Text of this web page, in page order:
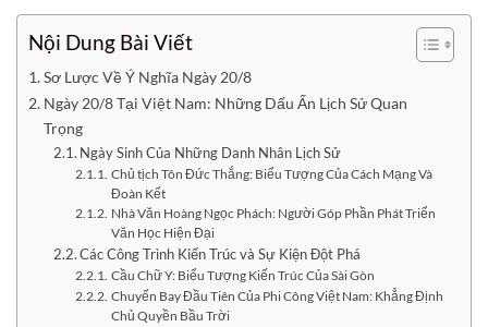
Nội Dung Bài Viết
Sơ Lược Về Ý Nghĩa Ngày 20/8
Ngày 20/8 Tại Việt Nam: Những Dấu Ấn Lịch Sử Quan
Trọng
Ngày Sinh Của Những Danh Nhân Lịch Sử
Chủ tịch Tôn Đức Thắng: Biểu Tượng Của Cách Mạng Và
Đoàn Kết
Nhà Văn Hoàng Ngọc Phách: Người Góp Phần Phát Triển
Văn Học Hiện Đại
Các Công Trình Kiến Trúc và Sự Kiện Đột Phá
Cầu Chữ Y: Biểu Tượng Kiến Trúc Của Sài Gòn
Chuyến Bay Đầu Tiên Của Phi Công Việt Nam: Khẳng Định
Chủ Quyền Bầu Trời